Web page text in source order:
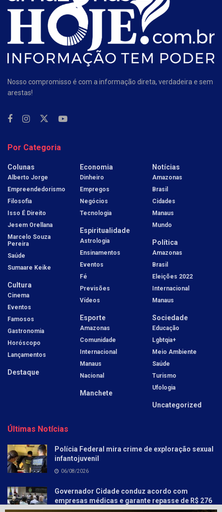
Nosso compromisso é com a informação direta, verdadeira e sem
arestas!
Por Categoria
Colunas
Alberto Jorge
Empreendedorismo
Filosofia
Isso É Direito
Jesem Orellana
Marcelo Souza
Pereira
Saúde
Sumaare Keike
Cultura
Cinema
Eventos
Famosos
Gastronomia
Horóscopo
Lançamentos
Destaque
Economia
Dinheiro
Empregos
Negócios
Tecnologia
Espiritualidade
Astrologia
Ensinamentos
Eventos
Fé
Previsões
Vídeos
Esporte
Amazonas
Comunidade
Internacional
Manaus
Nacional
Manchete
Notícias
Amazonas
Brasil
Cidades
Manaus
Mundo
Política
Amazonas
Brasil
Eleições 2022
Internacional
Manaus
Sociedade
Educação
Lgbtqia+
Meio Ambiente
Saúde
Turismo
Ufologia
Uncategorized
Últimas Notícias
Polícia Federal mira crime de exploração sexual
infantojuvenil
06/08/2026
Governador Cidade conduz acordo com
empresas médicas e garante repasse de R$ 276
milhões